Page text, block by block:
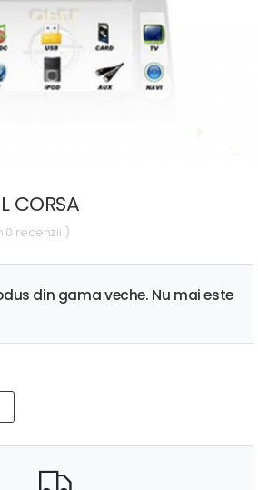
CORSA
0 recenzii )
din gama veche. Nu mai este